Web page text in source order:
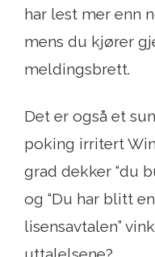
har lest mer enn
mens du kjører
meldingsbrett.
Det er også et
poking irritert
grad dekker “du
og “Du har blitt
lisensavtalen”